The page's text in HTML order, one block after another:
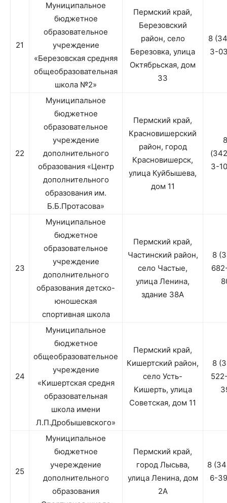
21
Муниципальное
бюджетное
образовательное
учреждение
«Березовская средняя
общеобразовательная
школа №2»
Пермский край,
Березовский
район, село
Березовка, улица
Октябрьская, дом
33
8
3-
22
Муниципальное
бюджетное
образовательное
учреждение
дополнительного
образования «Центр
дополнительного
образования им.
Б.Б.Протасова»
Пермский край,
Красновишерский
район, город
Красновишерск,
улица Куйбышева,
дом 11
8
3-
23
Муниципальное
бюджетное
образовательное
учреждение
дополнительного
образования детско-
юношеская
спортивная школа
Пермский край,
Частинский район,
село Частые,
улица Ленина,
здание 38А
8
24
Муниципальное
бюджетное
общеобразовательное
учреждение
«Кишертская средня
образовательная
школа имени
Л.П.Дробышевского»
Пермский край,
Кишертский район,
село Усть-
Кишерть, улица
Советская, дом 11
8
25
Муниципальное
бюджетное
учереждение
дополнительного
образования
Пермский край,
город Лысьва,
улица Ленина, дом
2А
8
6-